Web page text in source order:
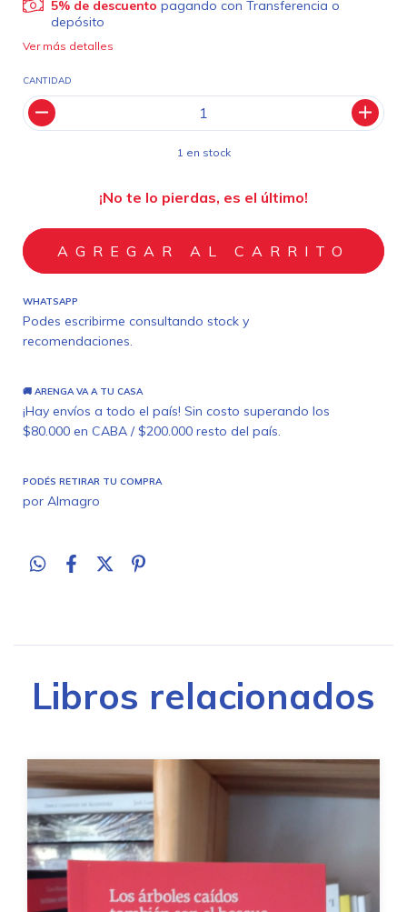
5% de descuento pagando con Transferencia o
depósito
Ver más detalles
CANTIDAD
1 en stock
¡No te lo pierdas, es el último!
WHATSAPP
Podes escribirme consultando stock y
recomendaciones.
🚚 ARENGA VA A TU CASA
¡Hay envíos a todo el país! Sin costo superando los
$80.000 en CABA / $200.000 resto del país.
PODÉS RETIRAR TU COMPRA
por Almagro
Libros relacionados